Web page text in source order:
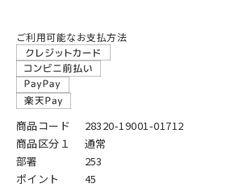
ご利用可能なお支払方法
商品コード
28320-19001-01712
商品区分１
通常
部署
253
ポイント
45